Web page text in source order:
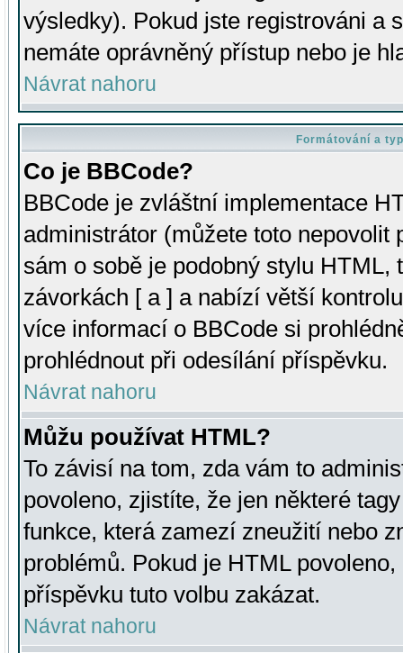
výsledky). Pokud jste registrováni a
nemáte oprávněný přístup nebo je
Návrat nahoru
Formátování a
Co je BBCode?
BBCode je zvláštní implementace
administrátor (můžete toto
sám o sobě je podobný stylu HTML,
závorkách [ a ] a nabízí větší
více informací o BBCode si
prohlédnout při odesílání příspěvku.
Návrat nahoru
Můžu používat HTML?
To závisí na tom, zda vám to
povoleno, zjistíte, že jen některé
funkce, která zamezí zneužití nebo
problémů. Pokud je HTML
příspěvku tuto volbu zakázat.
Návrat nahoru